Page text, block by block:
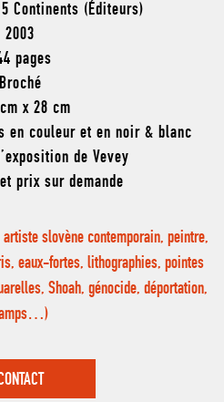
Continents (Éditeurs)
2003
pages
Broché
x 28 cm
en couleur et en noir & blanc
de Vevey
prix sur demande
slovène contemporain, peintre,
eaux-fortes, lithographies, pointes
Shoah, génocide, déportation,